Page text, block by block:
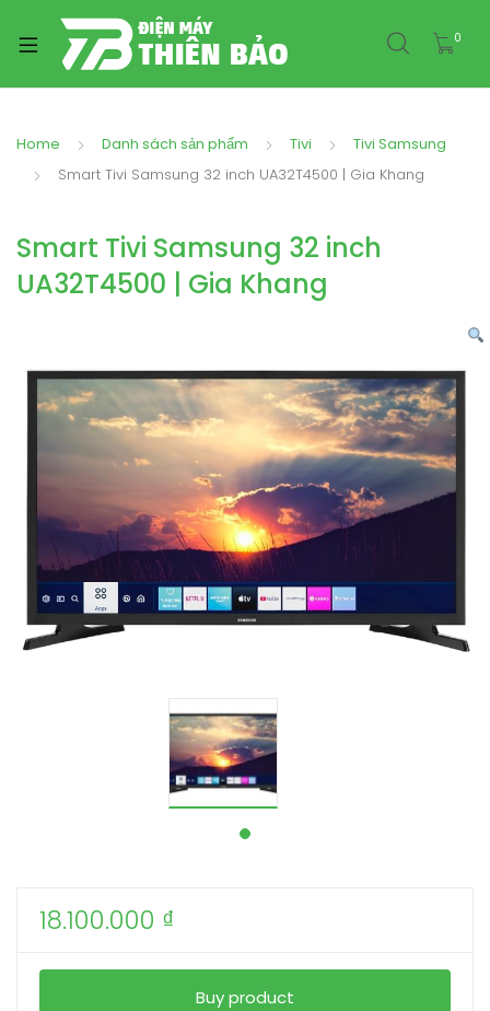
0
Home Danh sách sản phẩm Tivi
Tivi Samsung
Smart Tivi Samsung 32 inch UA32T4500 | Gia Khang
Smart Tivi Samsung 32 inch
UA32T4500 | Gia Khang
18.100.000 ₫
Buy product